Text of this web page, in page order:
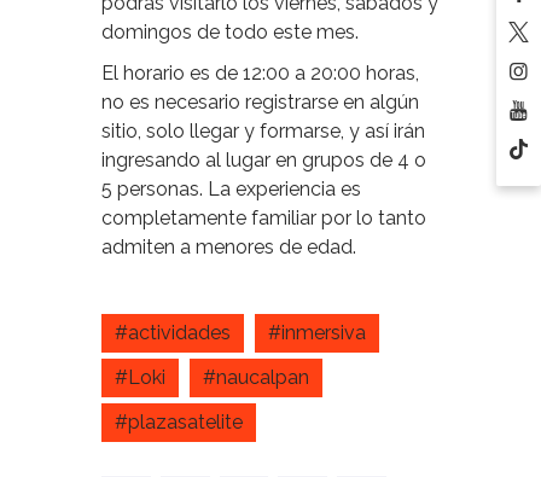
domingos de todo este mes.
El horario es de 12:00 a 20:00 horas,
no es necesario registrarse en algún
sitio, solo llegar y formarse, y así irán
ingresando al lugar en grupos de 4 o
5 personas. La experiencia es
completamente familiar por lo tanto
admiten a menores de edad.
#actividades
#inmersiva
#Loki
#naucalpan
#plazasatelite